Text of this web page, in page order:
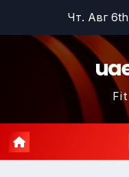
содержимому
Чт. Авг